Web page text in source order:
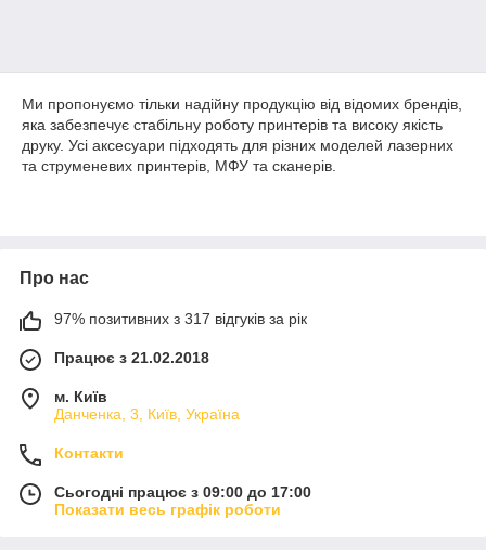
Ми пропонуємо тільки надійну продукцію від відомих брендів,
яка забезпечує стабільну роботу принтерів та високу якість
друку. Усі аксесуари підходять для різних моделей лазерних
та струменевих принтерів, МФУ та сканерів.
Про нас
97% позитивних з 317 відгуків за рік
Працює з 21.02.2018
м. Київ
Данченка, 3, Київ, Україна
Контакти
Сьогодні працює з 09:00 до 17:00
Показати весь графік роботи